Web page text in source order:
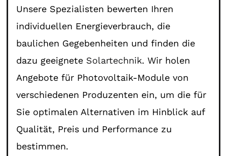
Unsere Spezialisten bewerten Ihren
individuellen Energieverbrauch, die
baulichen Gegebenheiten und finden die
dazu geeignete Solartechnik. Wir holen
Angebote für Photovoltaik-Module von
verschiedenen Produzenten ein, um die für
Sie optimalen Alternativen im Hinblick auf
Qualität, Preis und Performance zu
bestimmen.